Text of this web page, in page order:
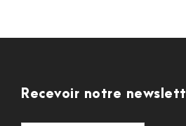
Recevoir notre